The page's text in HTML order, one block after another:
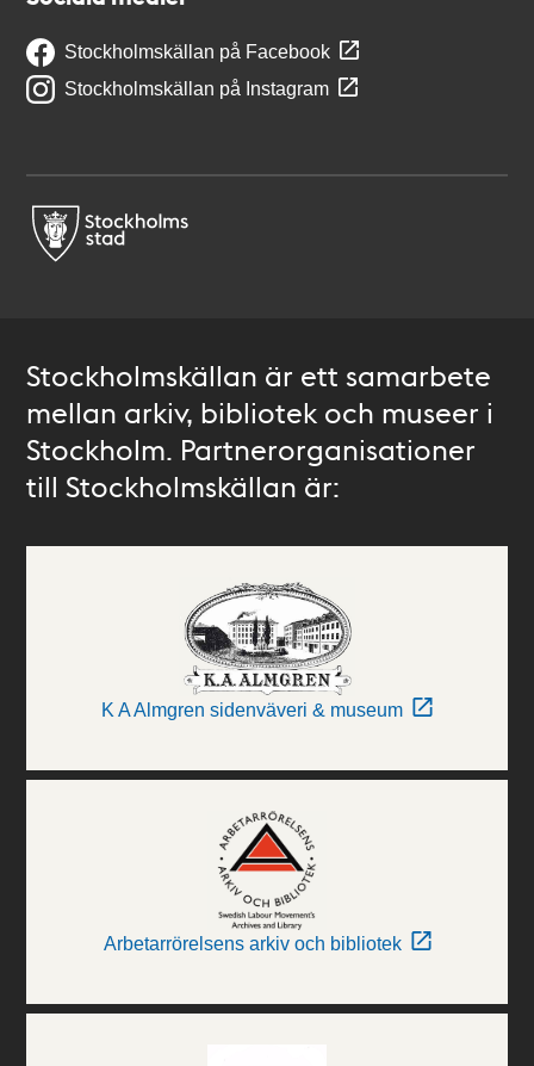
Stockholmskällan på Facebook
Stockholmskällan på Instagram
Stockholmskällan är ett samarbete
mellan arkiv, bibliotek och museer i
Stockholm. Partnerorganisationer
till Stockholmskällan är:
K A Almgren sidenväveri & museum
Arbetarrörelsens arkiv och bibliotek